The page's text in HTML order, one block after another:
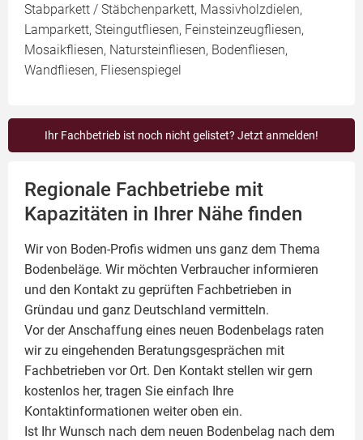
Stabparkett / Stäbchenparkett, Massivholzdielen,
Lamparkett, Steingutfliesen, Feinsteinzeugfliesen,
Mosaikfliesen, Natursteinfliesen, Bodenfliesen,
Wandfliesen, Fliesenspiegel
Ihr Fachbetrieb ist noch nicht gelistet? Jetzt anmelden!
Regionale Fachbetriebe mit
Kapazitäten in Ihrer Nähe finden
Wir von Boden-Profis widmen uns ganz dem Thema
Bodenbeläge. Wir möchten Verbraucher informieren
und den Kontakt zu geprüften Fachbetrieben in
Gründau und ganz Deutschland vermitteln.
Vor der Anschaffung eines neuen Bodenbelags raten
wir zu eingehenden Beratungsgesprächen mit
Fachbetrieben vor Ort. Den Kontakt stellen wir gern
kostenlos her, tragen Sie einfach Ihre
Kontaktinformationen weiter oben ein.
Ist Ihr Wunsch nach dem neuen Bodenbelag nach dem